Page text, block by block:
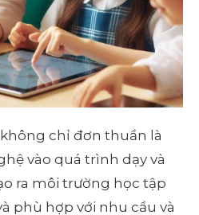
chỉ đơn thuần là
vào quá trình dạy và
ra môi trường học tập
phù hợp với nhu cầu và